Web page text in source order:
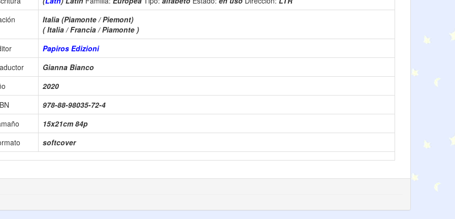
Italia (Piamonte / Piemont)
( Italia / Francia / Piamonte )
Papiros Edizioni
Gianna Bianco
2020
978-88-98035-72-4
15x21cm 84p
softcover